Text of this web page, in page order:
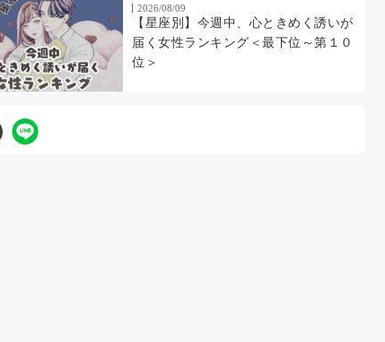
2026/08/09
【星座別】今週中、心ときめく誘いが
届く女性ランキング＜最下位～第１０
位＞